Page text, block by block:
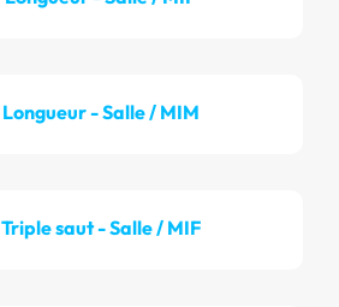
Longueur - Salle / MIM
Triple saut - Salle / MIF